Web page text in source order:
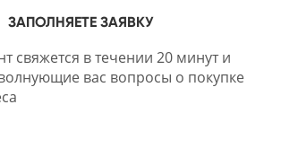
ЗАПОЛНЯЕТЕ ЗАЯВКУ
свяжется в течении 20 минут и
вас вопросы о покупке